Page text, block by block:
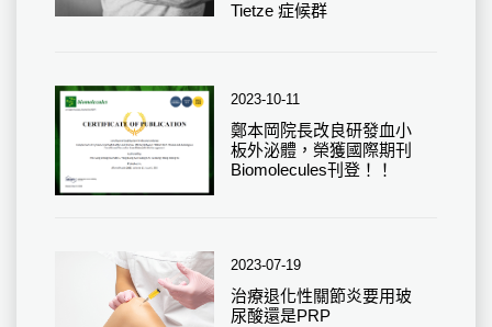
Tietze 症候群
2023-10-11
鄭本岡院長改良研發血小
板外泌體，榮獲國際期刊
Biomolecules刊登！！
2023-07-19
治療退化性關節炎要用玻
尿酸還是PRP